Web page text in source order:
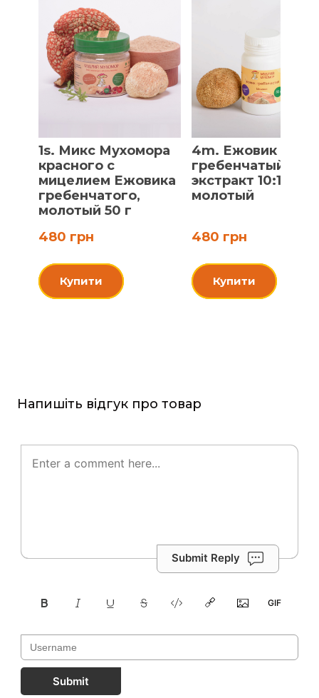
1s. Микс Мухомора
красного с
мицелием Ежовика
гребенчатого,
молотый 50 г
480 грн
Купити
4m. Ежовик
гребенчатый,
экстракт 10:1,
молотый
480 грн
Купити
Напишіть відгук про товар
Submit Reply
Submit